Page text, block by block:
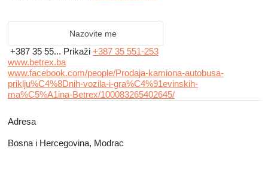
Nazovite me
+387 35 55... Prikaži +387 35 551-253
www.betrex.ba
www.facebook.com/people/Prodaja-kamiona-autobusa-
priklju%C4%8Dnih-vozila-i-gra%C4%91evinskih-
ma%C5%A1ina-Betrex/100083265402645/
Adresa
Bosna i Hercegovina, Modrac